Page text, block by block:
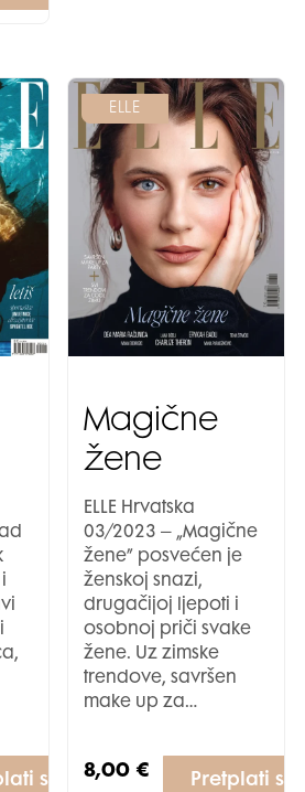
se
ELLE
Magične
žene
ELLE Hrvatska
03/2023 – „Magične
žene” posvećen je
ženskoj snazi,
drugačijoj ljepoti i
osobnoj priči svake
žene. Uz zimske
trendove, savršen
make up za…
8,00€ Pretplati se